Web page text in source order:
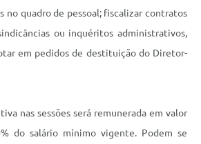
no quadro de pessoal; fiscalizar contratos
ou inquéritos administrativos,
em pedidos de destituição do Diretor-
nas sessões será remunerada em valor
do salário mínimo vigente. Podem se